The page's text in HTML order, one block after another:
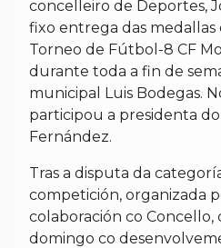
concelleiro de Deportes,
fixo entrega das medallas
Torneo de Fútbol-8 CF
durante toda a fin de
municipal Luis Bodegas.
participou a presidenta do
Fernández.
Tras a disputa da
competición, organizada
colaboración co
domingo co